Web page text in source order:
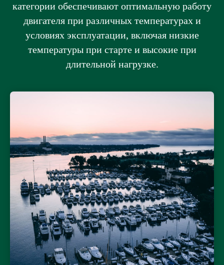
категории обеспечивают оптимальную работу
двигателя при различных температурах и
условиях эксплуатации, включая низкие
температуры при старте и высокие при
длительной нагрузке.